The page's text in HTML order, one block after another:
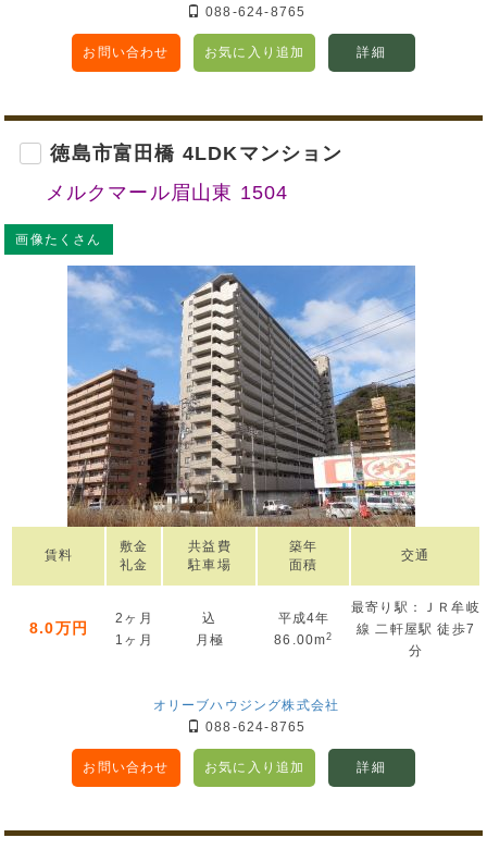
088-624-8765
お問い合わせ お気に入り追加 詳細
徳島市富田橋 4LDKマンション
メルクマール眉山東 1504
画像たくさん
賃料
敷金
礼金
共益費
駐車場
築年
面積
交通
8.0万円
2ヶ月
1ヶ月
込
月極
平成4年
86.00m2
最寄り駅：ＪＲ牟岐
線 二軒屋駅 徒歩7
分
オリーブハウジング株式会社
088-624-8765
お問い合わせ お気に入り追加 詳細